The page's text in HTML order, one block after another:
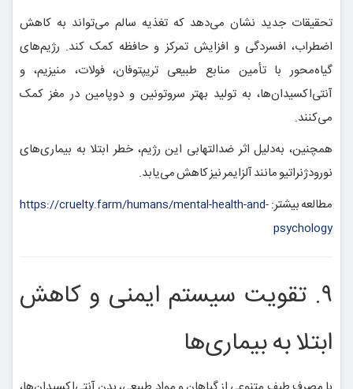
تحقیقات جدید نشان می‌دهد که تغذیه سالم می‌تواند به کاهش
اضطراب، افسردگی و افزایش تمرکز و حافظه کمک کند. رژیم‌های
گیاه‌محور با تأمین منابع طبیعی تریپتوفان، فولات، منیزیم، و
آنتی‌اکسیدان‌ها، به تولید بهتر سروتونین و دوپامین در مغز کمک
می‌کنند.
همچنین، به‌دلیل اثر ضدالتهابی این رژیم، خطر ابتلا به بیماری‌های
نورودژنراتیو مانند آلزایمر نیز کاهش می‌یابد.
مطالعه بیشتر:https://cruelty.farm/humans/mental-health-and-
psychology
۹. تقویت سیستم ایمنی و کاهش
ابتلا به بیماری‌ها